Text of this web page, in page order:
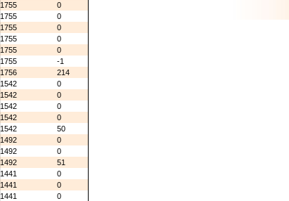
1755
0
1755
0
1755
0
1755
0
1755
0
1755
-1
1756
214
1542
0
1542
0
1542
0
1542
0
1542
50
1492
0
1492
0
1492
51
1441
0
1441
0
1441
0